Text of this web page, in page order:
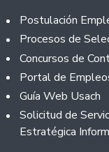
Footer
Postulación
Procesos de
Concursos de
Portal de
Guía Web Usach
Solicitud de
Estratégica